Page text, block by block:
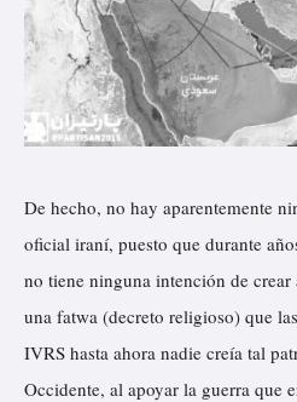
De hecho, no hay aparentemente
oficial iraní, puesto que durante
no tiene ninguna intención de crear
una fatwa (decreto religioso) que
IVRS hasta ahora nadie creía tal
Occidente, al apoyar la guerra que